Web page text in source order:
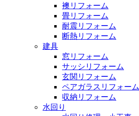
襖リフォーム
畳リフォーム
耐震リフォーム
断熱リフォーム
建具
窓リフォーム
サッシリフォーム
玄関リフォーム
ペアガラスリフォーム
収納リフォーム
水回り